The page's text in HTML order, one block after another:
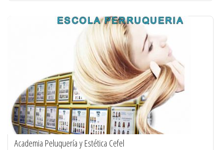
Academia Peluquería y Estética Cefel